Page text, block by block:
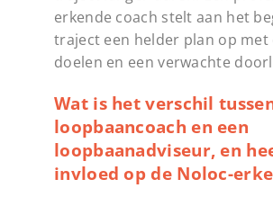
erkende coach stelt aan het
traject een helder plan op met
doelen en een verwachte
Wat is het verschil
loopbaancoach en een
loopbaanadviseur, en
invloed op de Noloc-